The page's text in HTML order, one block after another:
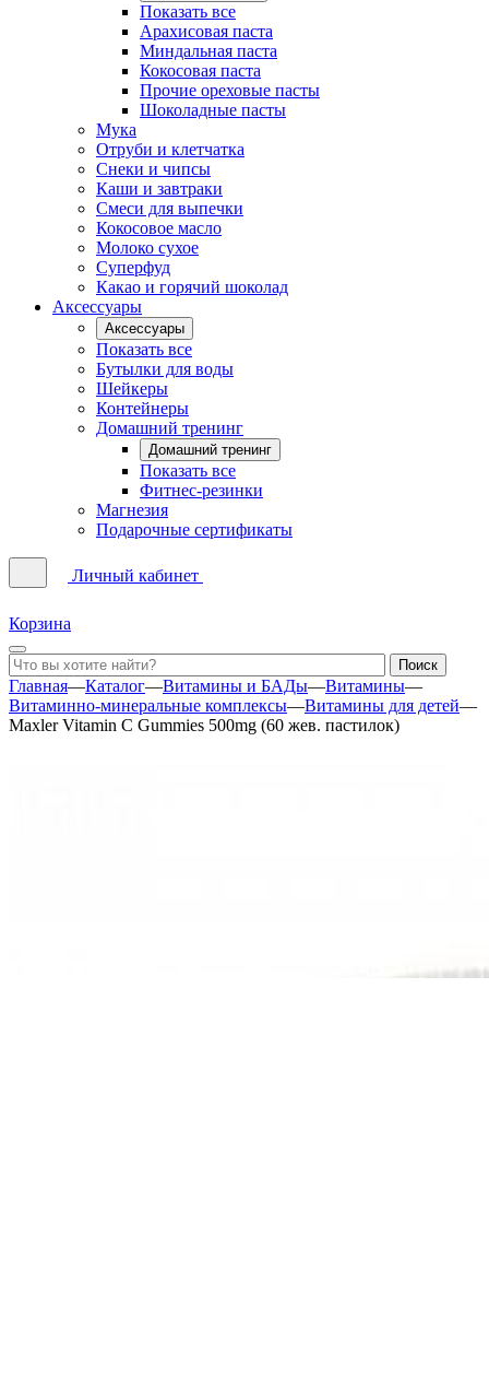
Показать все
Арахисовая паста
Миндальная паста
Кокосовая паста
Прочие ореховые пасты
Шоколадные пасты
Мука
Отруби и клетчатка
Снеки и чипсы
Каши и завтраки
Смеси для выпечки
Кокосовое масло
Молоко сухое
Суперфуд
Какао и горячий шоколад
Аксессуары
Аксессуары
Показать все
Бутылки для воды
Шейкеры
Контейнеры
Домашний тренинг
Домашний тренинг
Показать все
Фитнес-резинки
Магнезия
Подарочные сертификаты
Личный кабинет
Корзина
Главная—Каталог—Витамины и БАДы—Витамины—
Витаминно-минеральные комплексы—Витамины для детей—
Maxler Vitamin C Gummies 500mg (60 жев. пастилок)